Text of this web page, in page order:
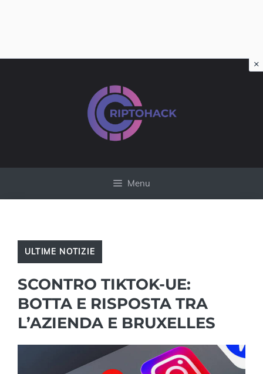
Menu
ULTIME NOTIZIE
SCONTRO TIKTOK-UE:
BOTTA E RISPOSTA TRA
L’AZIENDA E BRUXELLES
×